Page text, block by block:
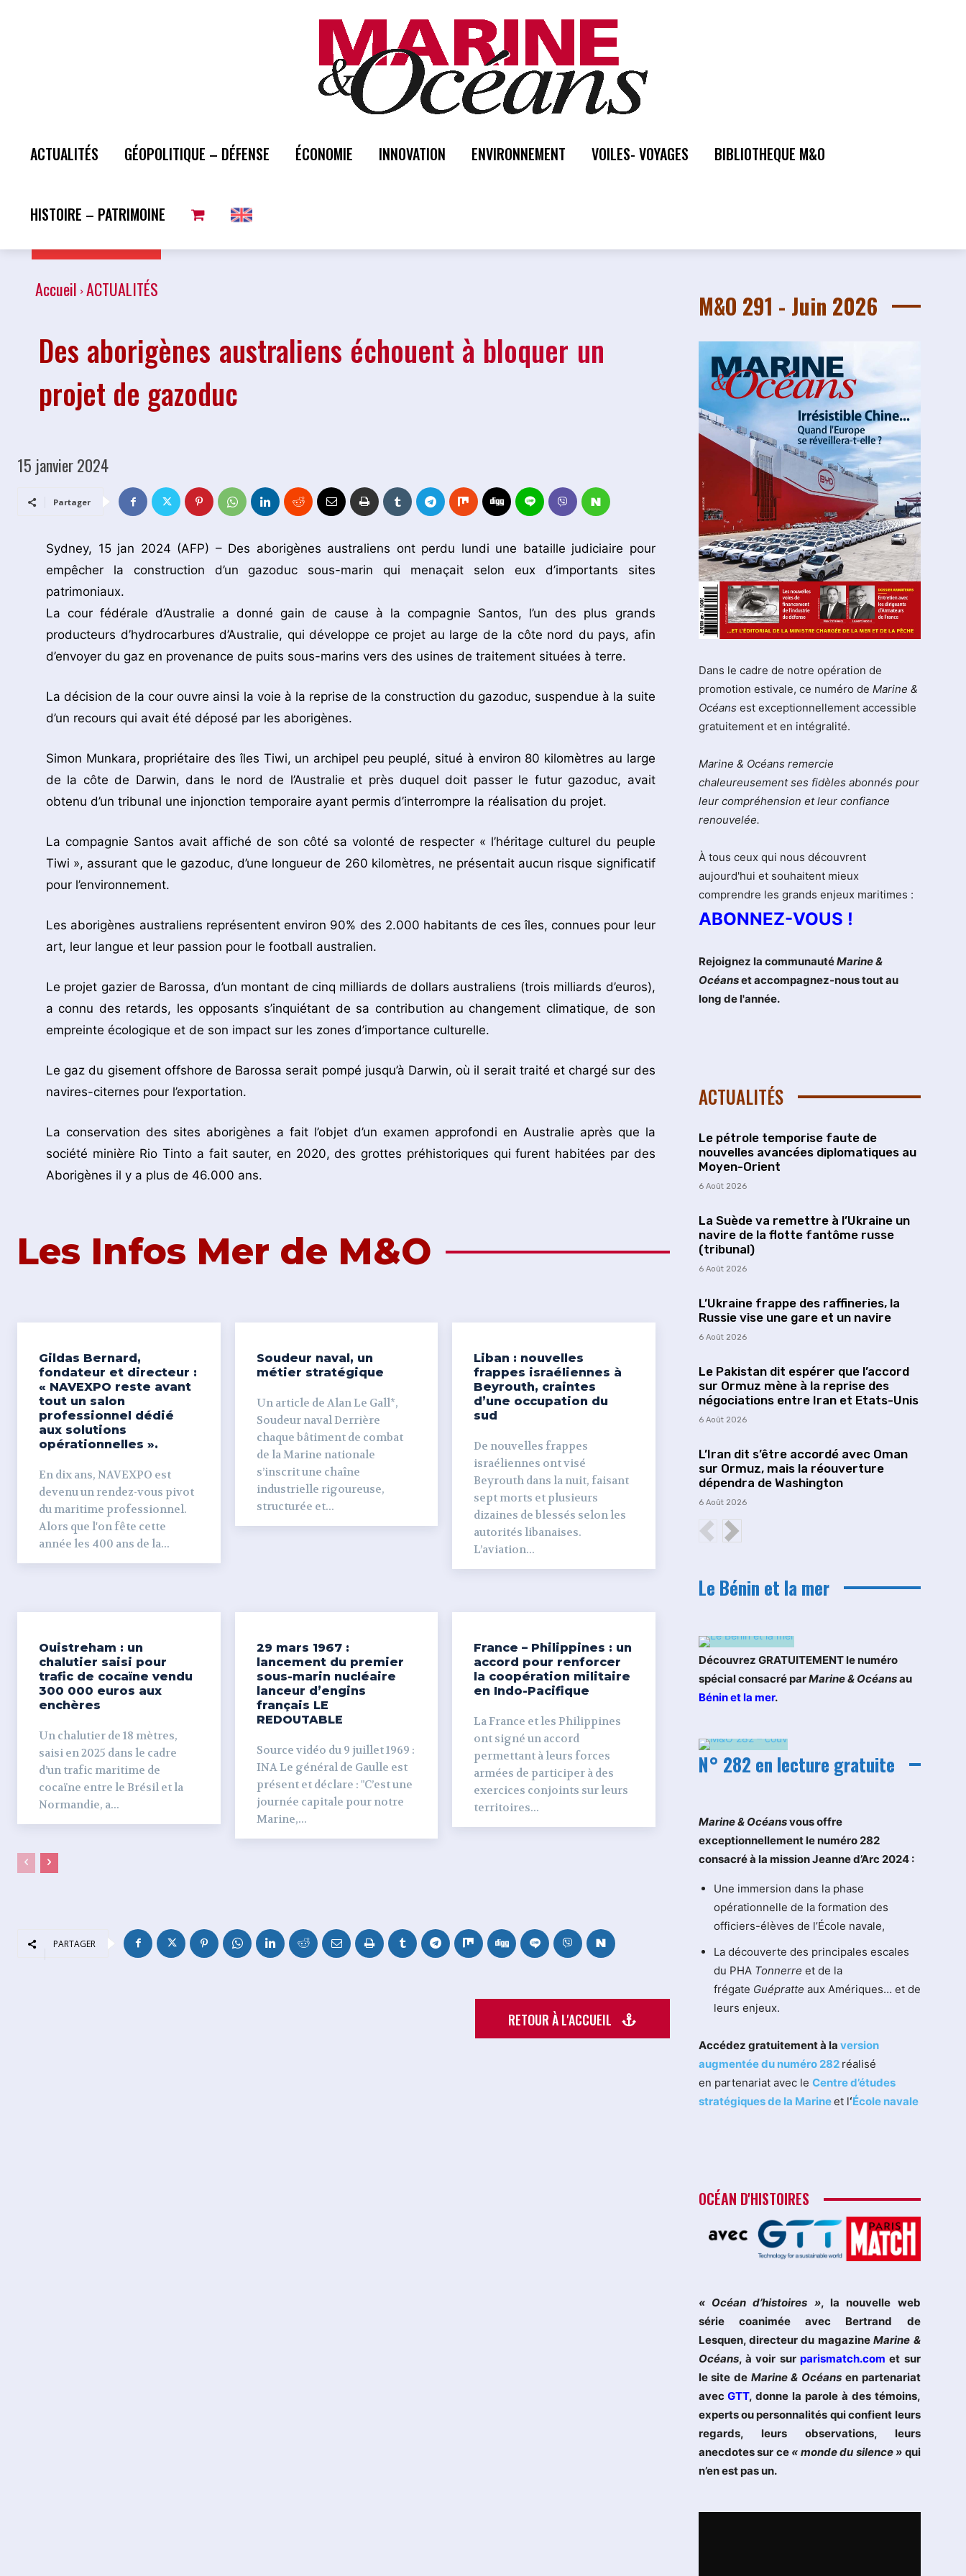
ACTUALITÉS GÉOPOLITIQUE – DÉFENSE ÉCONOMIE INNOVATION ENVIRONNEMENT VOILES- VOYAGES BIBLIOTHEQUE M&O
HISTOIRE – PATRIMOINE
Accueil ACTUALITÉS
Des aborigènes australiens échouent à bloquer un
projet de gazoduc
15 janvier 2024
Partager
Sydney, 15 jan 2024 (AFP) – Des aborigènes australiens ont perdu lundi une bataille judiciaire pour
empêcher la construction d’un gazoduc sous-marin qui menaçait selon eux d’importants sites
patrimoniaux.
La cour fédérale d’Australie a donné gain de cause à la compagnie Santos, l’un des plus grands
producteurs d’hydrocarbures d’Australie, qui développe ce projet au large de la côte nord du pays, afin
d’envoyer du gaz en provenance de puits sous-marins vers des usines de traitement situées à terre.
La décision de la cour ouvre ainsi la voie à la reprise de la construction du gazoduc, suspendue à la suite
d’un recours qui avait été déposé par les aborigènes.
Simon Munkara, propriétaire des îles Tiwi, un archipel peu peuplé, situé à environ 80 kilomètres au large
de la côte de Darwin, dans le nord de l’Australie et près duquel doit passer le futur gazoduc, avait
obtenu d’un tribunal une injonction temporaire ayant permis d’interrompre la réalisation du projet.
La compagnie Santos avait affiché de son côté sa volonté de respecter « l’héritage culturel du peuple
Tiwi », assurant que le gazoduc, d’une longueur de 260 kilomètres, ne présentait aucun risque significatif
pour l’environnement.
Les aborigènes australiens représentent environ 90% des 2.000 habitants de ces îles, connues pour leur
art, leur langue et leur passion pour le football australien.
Le projet gazier de Barossa, d’un montant de cinq milliards de dollars australiens (trois milliards d’euros),
a connu des retards, les opposants s’inquiétant de sa contribution au changement climatique, de son
empreinte écologique et de son impact sur les zones d’importance culturelle.
Le gaz du gisement offshore de Barossa serait pompé jusqu’à Darwin, où il serait traité et chargé sur des
navires-citernes pour l’exportation.
La conservation des sites aborigènes a fait l’objet d’un examen approfondi en Australie après que la
société minière Rio Tinto a fait sauter, en 2020, des grottes préhistoriques qui furent habitées par des
Aborigènes il y a plus de 46.000 ans.
Les Infos Mer de M&O
Gildas Bernard,
fondateur et directeur :
« NAVEXPO reste avant
tout un salon
professionnel dédié
aux solutions
opérationnelles ».
En dix ans, NAVEXPO est
devenu un rendez-vous pivot
du maritime professionnel.
Alors que l'on fête cette
année les 400 ans de la...
Soudeur naval, un
métier stratégique
Un article de Alan Le Gall*,
Soudeur naval Derrière
chaque bâtiment de combat
de la Marine nationale
s’inscrit une chaîne
industrielle rigoureuse,
structurée et...
Liban : nouvelles
frappes israéliennes à
Beyrouth, craintes
d’une occupation du
sud
De nouvelles frappes
israéliennes ont visé
Beyrouth dans la nuit, faisant
sept morts et plusieurs
dizaines de blessés selon les
autorités libanaises.
L’aviation...
Ouistreham : un
chalutier saisi pour
trafic de cocaïne vendu
300 000 euros aux
enchères
Un chalutier de 18 mètres,
saisi en 2025 dans le cadre
d’un trafic maritime de
cocaïne entre le Brésil et la
Normandie, a...
29 mars 1967 :
lancement du premier
sous-marin nucléaire
lanceur d’engins
français LE
REDOUTABLE
Source vidéo du 9 juillet 1969 :
INA Le général de Gaulle est
présent et déclare : "C’est une
journée capitale pour notre
Marine,...
France – Philippines : un
accord pour renforcer
la coopération militaire
en Indo-Pacifique
La France et les Philippines
ont signé un accord
permettant à leurs forces
armées de participer à des
exercices conjoints sur leurs
territoires...
PARTAGER
RETOUR À L'ACCUEIL
M&O 291 - Juin 2026
Dans le cadre de notre opération de
promotion estivale, ce numéro de Marine &
Océans est exceptionnellement accessible
gratuitement et en intégralité.
Marine & Océans remercie
chaleureusement ses fidèles abonnés pour
leur compréhension et leur confiance
renouvelée.
À tous ceux qui nous découvrent
aujourd'hui et souhaitent mieux
comprendre les grands enjeux maritimes :
ABONNEZ-VOUS !
Rejoignez la communautéMarine &
Océanset accompagnez-nous tout au
long de l'année.
ACTUALITÉS
Le pétrole temporise faute de
nouvelles avancées diplomatiques au
Moyen-Orient
6 Août 2026
La Suède va remettre à l’Ukraine un
navire de la flotte fantôme russe
(tribunal)
6 Août 2026
L’Ukraine frappe des raffineries, la
Russie vise une gare et un navire
6 Août 2026
Le Pakistan dit espérer que l’accord
sur Ormuz mène à la reprise des
négociations entre Iran et Etats-Unis
6 Août 2026
L’Iran dit s’être accordé avec Oman
sur Ormuz, mais la réouverture
dépendra de Washington
6 Août 2026
Le Bénin et la mer
Découvrez GRATUITEMENT le numéro
spécial consacré parMarine & Océansau
Bénin et la mer.
N° 282 en lecture gratuite
Marine & Océansvous offre
exceptionnellement le numéro 282
consacré à la mission Jeanne d’Arc 2024 :
Une immersion dans la phase
opérationnelle de la formation des
officiers-élèves de l’École navale,
La découverte des principales escales
du PHA Tonnerre et de la
frégate Guépratte aux Amériques… et de
leurs enjeux.
Accédez gratuitement à la version
augmentée du numéro 282 réalisé
en partenariat avec le Centre d’études
stratégiques de la Marineet l‘École navale
OCÉAN D'HISTOIRES
« Océan d’histoires », la nouvelle web
série coanimée avec Bertrand de
Lesquen, directeur du magazineMarine &
Océans, à voir sur parismatch.com et sur
le site de Marine & Océans en partenariat
avecGTT, donne la parole à des témoins,
experts ou personnalités qui confient leurs
regards, leurs observations, leurs
anecdotes sur ce « monde du silence » qui
n’en est pas un.